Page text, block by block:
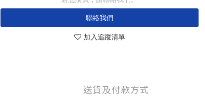
聯絡我們
加入追蹤清單
送貨及付款方式